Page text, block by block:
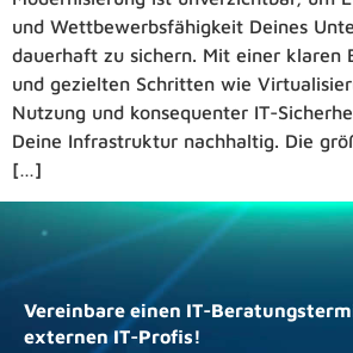
und Wettbewerbsfähigkeit Deines
dauerhaft zu sichern. Mit einer klaren
und gezielten Schritten wie
Nutzung und konsequenter IT-
Deine Infrastruktur nachhaltig. Die
[…]
Vereinbare einen IT-
externen IT-Profis!